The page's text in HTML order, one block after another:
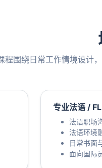
程围绕日常工作情境设计
专业法语 /
法语职场
法语环境
日常书面
面向国际